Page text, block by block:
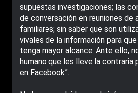
supuestas investigaciones; las
de conversación en reuniones de
familiares; sin saber que son
vivales de la información para
tenga mayor alcance. Ante ello,
humano que les lleve la contraria
en Facebook”.